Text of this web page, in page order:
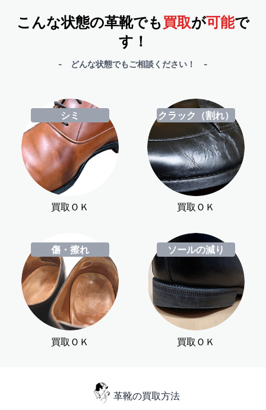
こんな状態の革靴でも買取が可能で
す！
- どんな状態でもご相談ください！ -
シミ
買取ＯＫ
クラック（割れ）
買取ＯＫ
傷・擦れ
買取ＯＫ
ソールの減り
買取ＯＫ
革靴の買取方法